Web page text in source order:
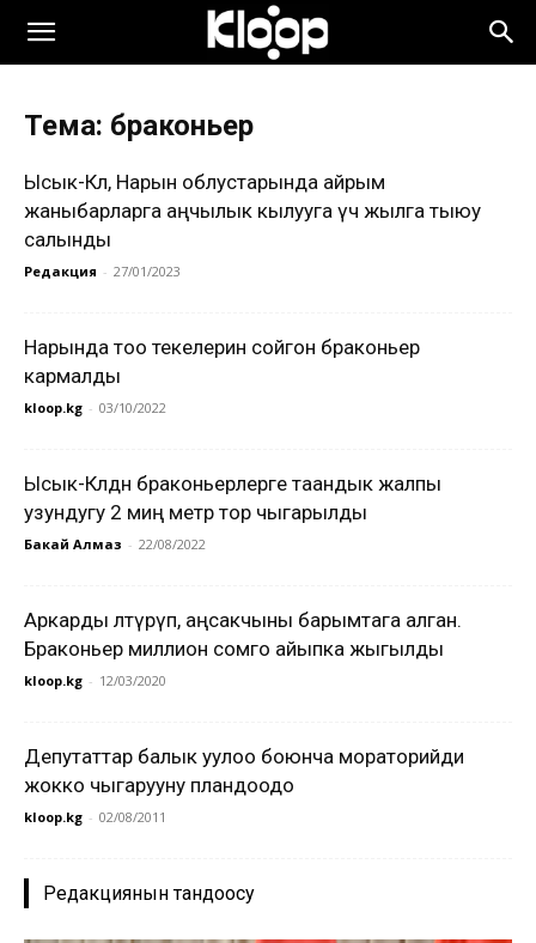
Тема: браконьер
Ысык-Көл, Нарын облустарында айрым
жаныбарларга аңчылык кылууга үч жылга тыюу
салынды
Редакция - 27/01/2023
Нарында тоо текелерин сойгон браконьер
кармалды
kloop.kg - 03/10/2022
Ысык-Көлдөн браконьерлерге таандык жалпы
узундугу 2 миң метр тор чыгарылды
Бакай Алмаз - 22/08/2022
Аркарды өлтүрүп, аңсакчыны барымтага алган.
Браконьер миллион сомго айыпка жыгылды
kloop.kg - 12/03/2020
Депутаттар балык уулоо боюнча мораторийди
жокко чыгарууну пландоодо
kloop.kg - 02/08/2011
Редакциянын тандоосу